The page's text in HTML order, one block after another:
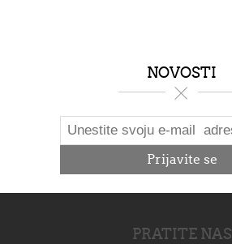
NOVOSTI
PRATITE NAS